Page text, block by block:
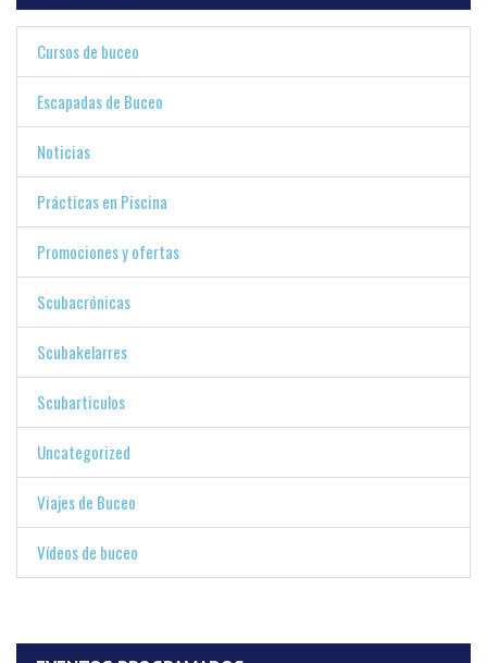
Cursos de buceo
Escapadas de Buceo
Noticias
Prácticas en Piscina
Promociones y ofertas
Scubacrónicas
Scubakelarres
Scubarticulos
Uncategorized
Viajes de Buceo
Vídeos de buceo